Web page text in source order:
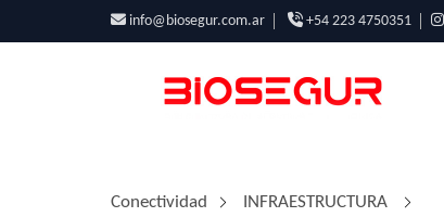
info@biosegur.com.ar +54 223 4750351
Conectividad INFRAESTRUCTURA